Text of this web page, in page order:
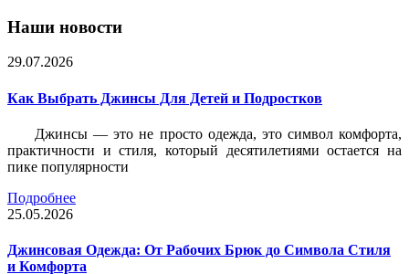
Наши новости
29.07.2026
Как Выбрать Джинсы Для Детей и Подростков
Джинсы — это не просто одежда, это символ комфорта,
практичности и стиля, который десятилетиями остается на
пике популярности
Подробнее
25.05.2026
Джинсовая Одежда: От Рабочих Брюк до Символа Стиля
и Комфорта